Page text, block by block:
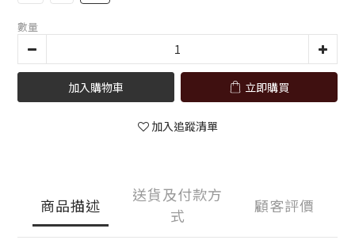
數量
加入購物車 立即購買
加入追蹤清單
商品描述
送貨及付款方
式
顧客評價